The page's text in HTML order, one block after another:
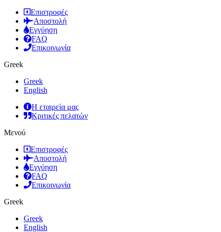
Επιστροφές
Αποστολή
Εγγύηση
FAQ
Επικοινωνία
Greek
Greek
English
Η εταιρεία μας
Κριτικές πελατών
Μενού
Επιστροφές
Αποστολή
Εγγύηση
FAQ
Επικοινωνία
Greek
Greek
English